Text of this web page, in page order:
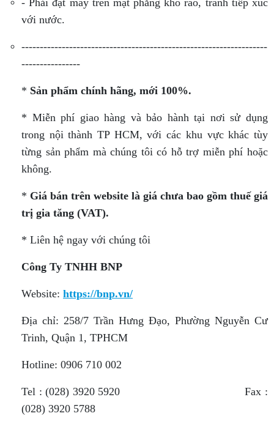
với nước.
-------------------------------------------------------------------
----------------
* Sản phẩm chính hãng, mới 100%.
* Miễn phí giao hàng và bảo hành tại nơi sử dụng
trong nội thành TP HCM, với các khu vực khác tùy
từng sản phẩm mà chúng tôi có hỗ trợ miễn phí hoặc
không.
* Giá bán trên website là giá chưa bao gồm thuế giá
trị gia tăng (VAT).
* Liên hệ ngay với chúng tôi
Công Ty TNHH BNP
Website: https://bnp.vn/
Địa chỉ: 258/7 Trần Hưng Đạo, Phường Nguyễn Cư
Trinh, Quận 1, TPHCM
Hotline: 0906 710 002
Tel : (028) 3920 5920 Fax :
(028) 3920 5788